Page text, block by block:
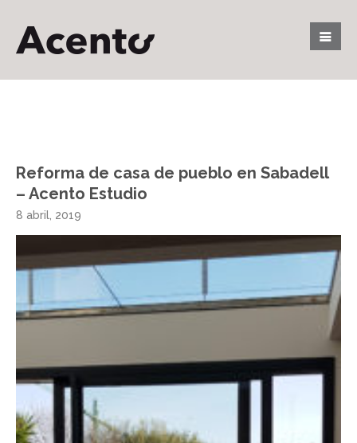
Reforma de casa de pueblo en Sabadell
– Acento Estudio
8 abril, 2019